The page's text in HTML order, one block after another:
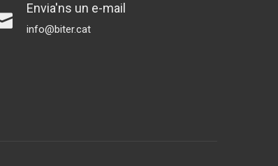
Envia'ns un e-mail
info@biter.cat